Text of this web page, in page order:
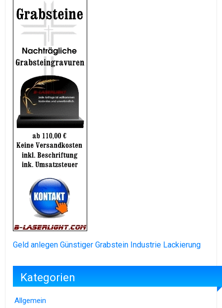
Geld anlegen Günstiger Grabstein Industrie Lackierung
Kategorien
Allgemein